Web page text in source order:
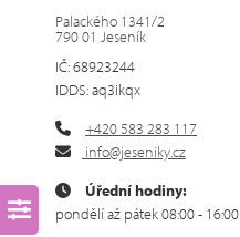
Palackého 1341/2
790 01 Jeseník
IČ: 68923244
IDDS: aq3ikqx
+420 583 283 117
info@jeseniky.cz
Úřední hodiny:
pondělí až pátek 08:00 - 16:00